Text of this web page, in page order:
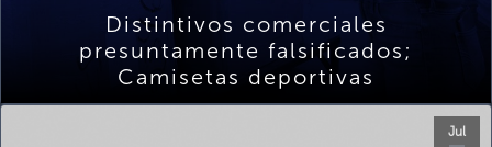
Distintivos comerciales
presuntamente falsificados;
Camisetas deportivas
Jul